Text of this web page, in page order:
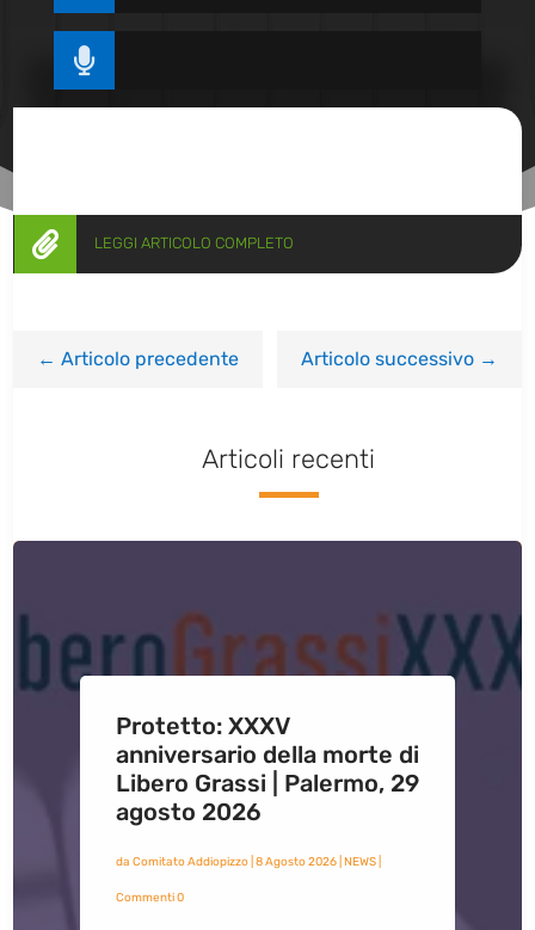

 LEGGI ARTICOLO COMPLETO
←Articolo precedente Articolo successivo→
Articoli recenti
Protetto: XXXV
anniversario della morte di
Libero Grassi | Palermo, 29
agosto 2026
da Comitato Addiopizzo| 8 Agosto 2026| NEWS|
Commenti 0